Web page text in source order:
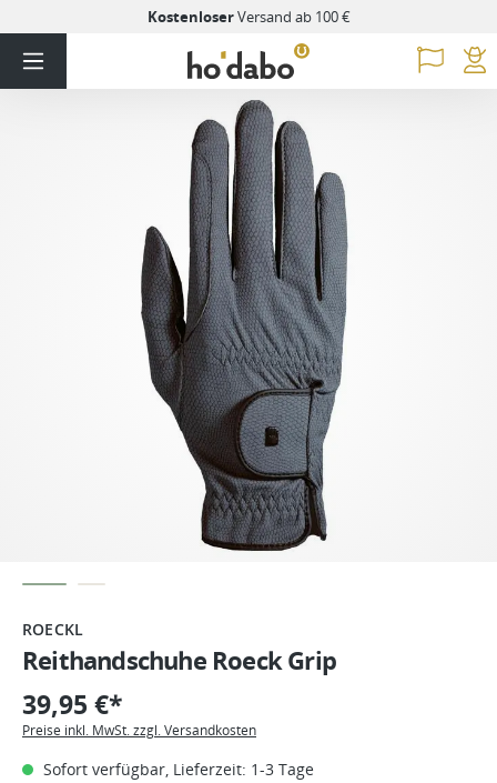
KostenloserVersand ab 100 €
ROECKL
Reithandschuhe Roeck Grip
39,95 €*
Preise inkl. MwSt. zzgl. Versandkosten
Sofort verfügbar, Lieferzeit: 1-3 Tage